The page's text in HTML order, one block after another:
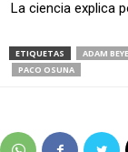
La ciencia explica
ETIQUETAS ADAM
PACO OSUNA